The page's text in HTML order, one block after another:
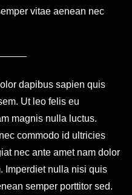
vitae aenean nec
dapibus sapien quis
Ut leo felis eu
magnis nulla luctus.
commodo id ultricies
nec ante amet nam dolor
Imperdiet nulla nisi quis
semper porttitor sed.